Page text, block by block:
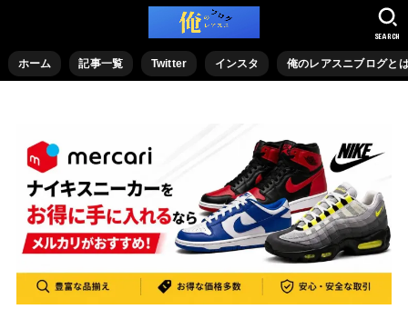
ホーム 記事一覧 Twitter インスタ 俺のレアスニブログと
SEARCH